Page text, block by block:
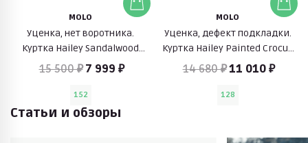
MOLO
Уценка, нет воротника.
Куртка Hailey Sandalwood
(коричневый)
15 500 ₽ 7 999 ₽
152
MOLO
Уценка, дефект подкладки.
Куртка Hailey Painted Crocus
(крокусы)
14 680 ₽11 010 ₽
128
Статьи и обзоры